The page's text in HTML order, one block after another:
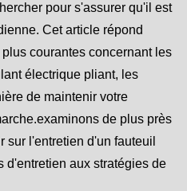
pour s'assurer qu'il est
Cet article répond
courantes concernant les
électrique pliant, les
de maintenir votre
de plus près
sur l'entretien d'un fauteuil
d'entretien aux stratégies de